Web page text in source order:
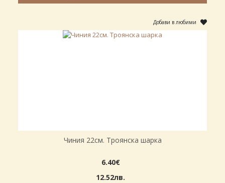
Добави в любими
Чиния 22см. Троянска шарка
6.40€
12.52лв.